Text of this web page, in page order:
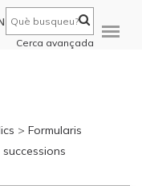
Cerca avançada
> Formularis